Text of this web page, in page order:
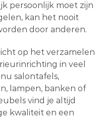
persoonlijk moet zijn
kan het nooit
door anderen.
op het verzamelen
in veel
salontafels,
lampen, banken of
vind je altijd
kwaliteit en een